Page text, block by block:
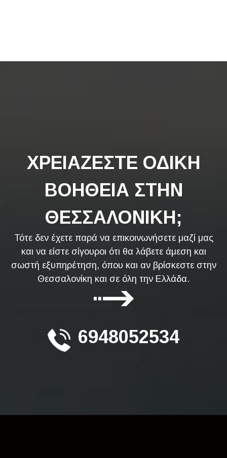
ΧΡΕΙΑΖΕΣΤΕ ΟΔΙΚΗ
ΒΟΗΘΕΙΑ ΣΤΗΝ
ΘΕΣΣΑΛΟΝΙΚΗ;
Τότε δεν έχετε παρά να επικοινωνήσετε μαζί μας
και να είστε σίγουροι ότι θα λάβετε άμεση και
σωστή εξυπηρέτηση, όπου και αν βρίσκεστε στην
Θεσσαλονίκη και σε όλη την Ελλάδα.
6948052534